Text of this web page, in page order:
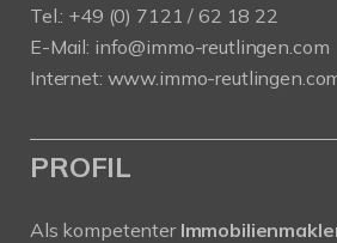
Tel.: +49 (0) 7121 / 62 18 22
E-Mail: info@immo-reutlingen.com
Internet: www.immo-
PROFIL
Als kompetenter